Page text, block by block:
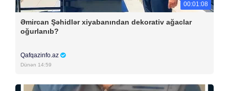
00:01:08
Əmircan Şəhidlər xiyabanından dekorativ ağaclar
oğurlanıb?
Qafqazinfo.az
Dünən 14:59